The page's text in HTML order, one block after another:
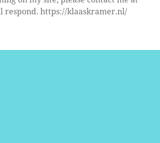
respond.https://klaaskramer.nl/